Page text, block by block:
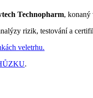
Technopharm, konaný
rizik, testování a
veletrhu.
.